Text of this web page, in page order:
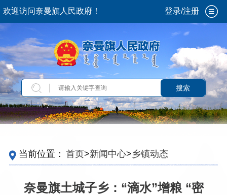
欢迎访问奈曼旗人民政府！ 登录/注册
搜索
当前位置： 首页>新闻中心>乡镇动态
奈曼旗土城子乡：“滴水”增粮 “密